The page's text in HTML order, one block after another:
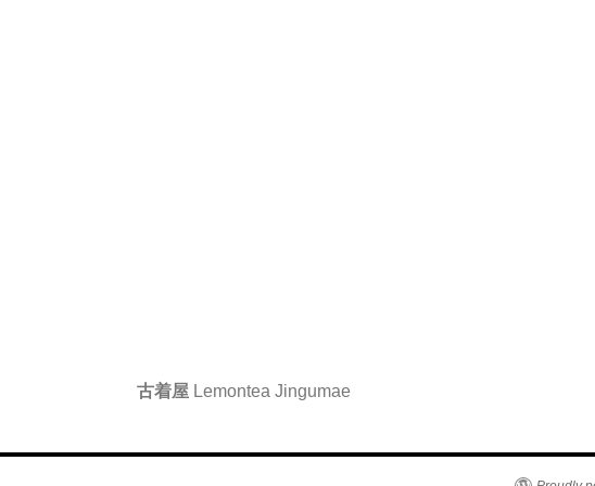
古着屋 Lemontea Jingumae